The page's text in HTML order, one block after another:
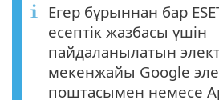
Егер бұрыннан бар
есептік жазбасы үшін
пайдаланылатын
мекенжайы Google
поштасымен немесе